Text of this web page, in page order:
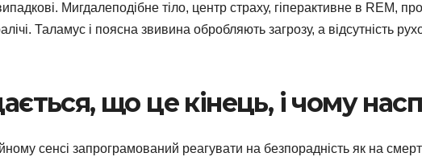
Мигдалеподібне тіло, центр страху, гіперактивне в REM,
Таламус і поясна звивина обробляють загрозу, а відсутність
що це кінець, і чому
сенсі запрограмований реагувати на безпорадність як на